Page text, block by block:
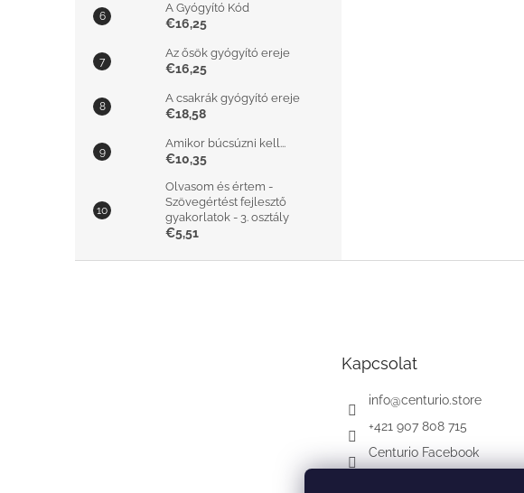
A Gyógyító Kód
€16,25
Az ősök gyógyító ereje
€16,25
A csakrák gyógyító ereje
€18,58
Amikor búcsúzni kell...
€10,35
Olvasom és értem -
Szövegértést fejlesztő
gyakorlatok - 3. osztály
€5,51
Kapcsolat
info@centurio.store
+421 907 808 715
Centurio Facebook